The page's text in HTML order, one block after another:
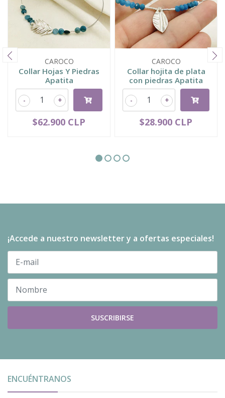
CAROCO
Collar Hojas Y Piedras
Apatita
+
-
$62.900 CLP
CAROCO
Collar hojita de plata
con piedras Apatita
+
-
$28.900 CLP
¡Accede a nuestro newsletter y a ofertas especiales!
SUSCRIBIRSE
ENCUÉNTRANOS